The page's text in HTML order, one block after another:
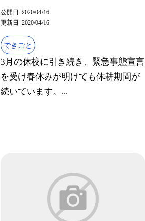
公開日 2020/04/16
更新日 2020/04/16
できごと
3月の休校に引き続き、緊急事態宣言
を受け春休みが明けても休耕期間が
続いています。...